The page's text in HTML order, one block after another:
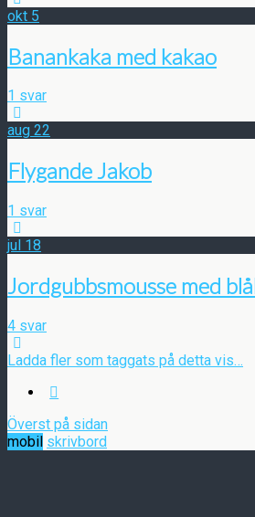
okt 5
Banankaka med kakao
1 svar
aug 22
Flygande Jakob
1 svar
jul 18
Jordgubbsmousse med
4 svar
Ladda fler som taggats på detta vis…
Överst på sidan
mobil skrivbord